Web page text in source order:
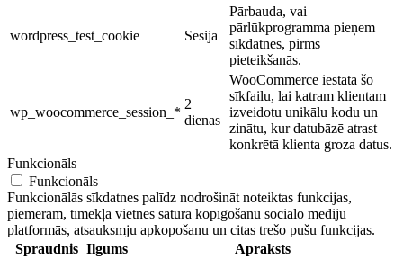
wordpress_test_cookie Sesija
Pārbauda, vai
pārlūkprogramma pieņem
sīkdatnes, pirms
pieteikšanās.
wp_woocommerce_session_*
2
dienas
WooCommerce iestata šo
sīkfailu, lai katram klientam
izveidotu unikālu kodu un
zinātu, kur datubāzē atrast
konkrētā klienta groza datus.
Funkcionāls
Funkcionāls
Funkcionālās sīkdatnes palīdz nodrošināt noteiktas funkcijas,
piemēram, tīmekļa vietnes satura kopīgošanu sociālo mediju
platformās, atsauksmju apkopošanu un citas trešo pušu funkcijas.
Spraudnis Ilgums
Apraksts